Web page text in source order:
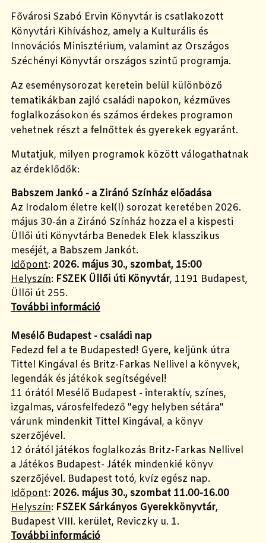
Fővárosi Szabó Ervin Könyvtár is csatlakozott
Könyvtári Kihíváshoz, amely a Kulturális és
Innovációs Minisztérium, valamint az Országos
Széchényi Könyvtár országos szintű programja.
Az eseménysorozat keretein belül különböző
tematikákban zajló családi napokon, kézműves
foglalkozásokon és számos érdekes programon
vehetnek részt a felnőttek és gyerekek egyaránt.
Mutatjuk, milyen programok között válogathatnak
az érdeklődők:
Babszem Jankó - a Ziránó Színház előadása
Az Irodalom életre kel(l) sorozat keretében 2026.
május 30-án a Ziránó Színház hozza el a kispesti
Üllői úti Könyvtárba Benedek Elek klasszikus
meséjét, a Babszem Jankót.
Időpont: 2026. május 30., szombat, 15:00
Helyszín: FSZEK Üllői úti Könyvtár, 1191 Budapest,
Üllői út 255.
További információ
Mesélő Budapest - családi nap
Fedezd fel a te Budapested! Gyere, keljünk útra
Tittel Kingával és Britz-Farkas Nellivel a könyvek,
legendák és játékok segítségével!
11 órától Mesélő Budapest - interaktív, színes,
izgalmas, városfelfedező "egy helyben sétára"
várunk mindenkit Tittel Kingával, a könyv
szerzőjével.
12 órától játékos foglalkozás Britz-Farkas Nellivel
a Játékos Budapest- Játék mindenkié könyv
szerzőjével. Budapest totó, kvíz egész nap.
Időpont: 2026. május 30., szombat 11.00-16.00
Helyszín: FSZEK Sárkányos Gyerekkönyvtár,
Budapest VIII. kerület, Reviczky u. 1.
További információ